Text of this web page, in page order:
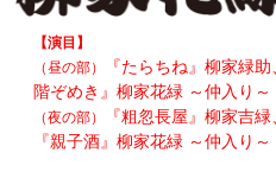
【演目】
（昼の部）
『たらちね』柳家緑
階ぞめき』柳家花緑 ～仲入り
（夜の部）
『粗忽長屋』柳家吉
『親子酒』柳家花緑 ～仲入り